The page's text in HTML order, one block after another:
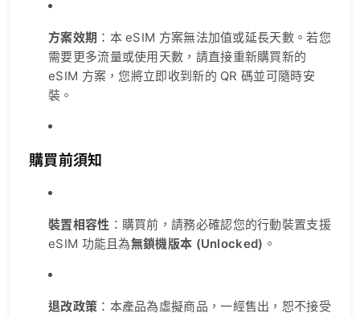
方案效期 ：本 eSIM 方案無法加值或延長天數。若您
需要更多流量或使用天數，請直接重新購買新的
eSIM 方案，您將立即收到新的 QR 碼並可隨時安
裝。
購買前須知
裝置相容性 ：購買前，請務必確認您的行動裝置支援
eSIM 功能且為無鎖機版本 (Unlocked) 。
退改政策 ：本產品為虛擬商品，一經售出，恕不接受